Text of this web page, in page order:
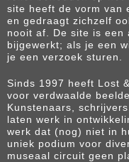
site heeft de vorm van
en gedraagt zichzelf
nooit af. De site is een
bijgewerkt; als je een
je een verzoek sturen.
Sinds 1997 heeft Lost
voor verdwaalde
Kunstenaars,
laten werk in
werk dat (nog) niet in
uniek podium voor
museaal circuit geen